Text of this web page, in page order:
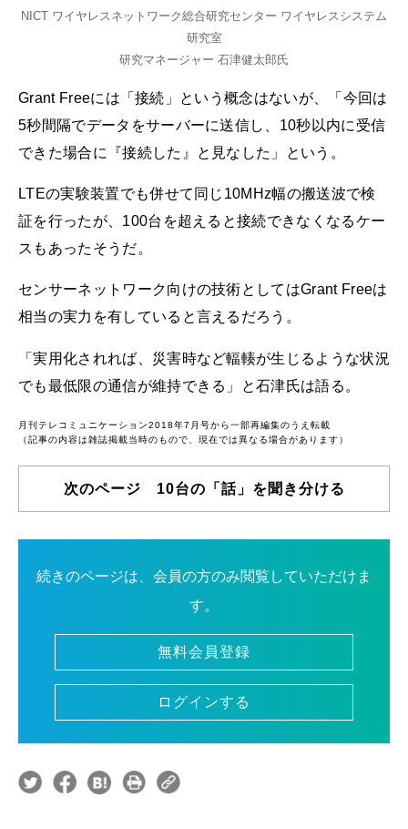
NICT ワイヤレスネットワーク総合研究センター ワイヤレスシステム
研究室
研究マネージャー 石津健太郎氏
Grant Freeには「接続」という概念はないが、「今回は
5秒間隔でデータをサーバーに送信し、10秒以内に受信
できた場合に『接続した』と見なした」という。
LTEの実験装置でも併せて同じ10MHz幅の搬送波で検
証を行ったが、100台を超えると接続できなくなるケー
スもあったそうだ。
センサーネットワーク向けの技術としてはGrant Freeは
相当の実力を有していると言えるだろう。
「実用化されれば、災害時など輻輳が生じるような状況
でも最低限の通信が維持できる」と石津氏は語る。
月刊テレコミュニケーション2018年7月号から一部再編集のうえ転載
（記事の内容は雑誌掲載当時のもので、現在では異なる場合があります）
次のページ 10台の「話」を聞き分ける
続きのページは、会員の方のみ閲覧していただけま
す。
無料会員登録
ログインする